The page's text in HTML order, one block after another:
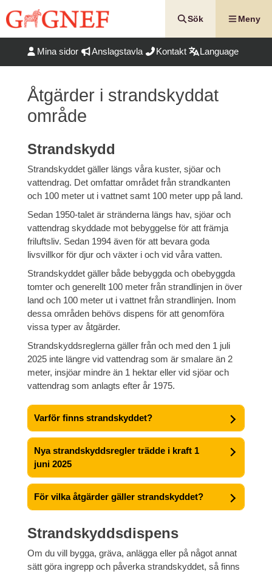
till
Sök Meny
Mina sidor Anslagstavla Kontakt Language
Åtgärder i strandskyddat
område
Strandskydd
Strandskyddet gäller längs våra kuster, sjöar och
vattendrag. Det omfattar området från strandkanten
och 100 meter ut i vattnet samt 100 meter upp på land.
Sedan 1950-talet är stränderna längs hav, sjöar och
vattendrag skyddade mot bebyggelse för att främja
friluftsliv. Sedan 1994 även för att bevara goda
livsvillkor för djur och växter i och vid våra vatten.
Strandskyddet gäller både bebyggda och obebyggda
tomter och generellt 100 meter från strandlinjen in över
land och 100 meter ut i vattnet från strandlinjen. Inom
dessa områden behövs dispens för att genomföra
vissa typer av åtgärder.
Strandskyddsreglerna gäller från och med den 1 juli
2025 inte längre vid vattendrag som är smalare än 2
meter, insjöar mindre än 1 hektar eller vid sjöar och
vattendrag som anlagts efter år 1975.
Varför finns strandskyddet?
Nya strandskyddsregler trädde i kraft 1
juni 2025
För vilka åtgärder gäller strandskyddet?
Strandskyddsdispens
Om du vill bygga, gräva, anlägga eller på något annat
sätt göra ingrepp och påverka strandskyddet, så finns